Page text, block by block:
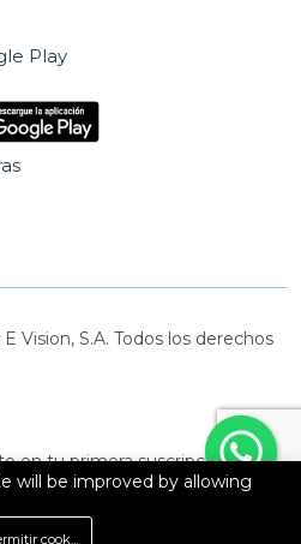
Play
Vision, S.A. Todos los derechos
en tu primera suscripción
will be improved by allowing
cookies